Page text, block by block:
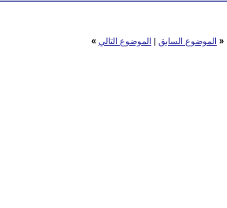
« الموضوع السابق | الموضوع التالي »